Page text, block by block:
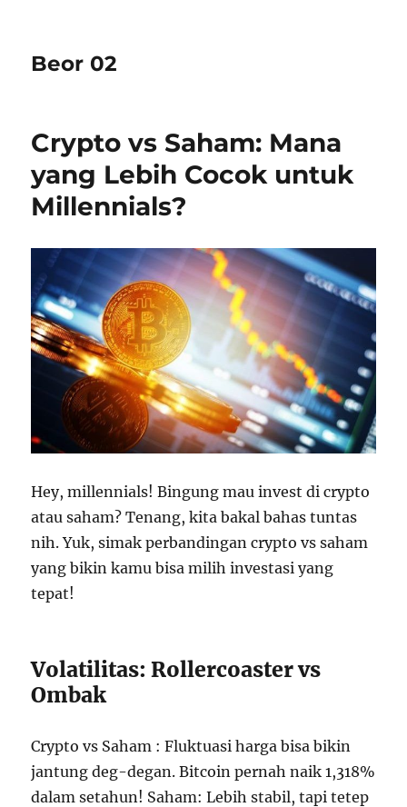
Beor 02
Crypto vs Saham: Mana
yang Lebih Cocok untuk
Millennials?
Hey, millennials! Bingung mau invest di crypto
atau saham? Tenang, kita bakal bahas tuntas
nih. Yuk, simak perbandingan crypto vs saham
yang bikin kamu bisa milih investasi yang
tepat!
Volatilitas: Rollercoaster vs
Ombak
Crypto vs Saham : Fluktuasi harga bisa bikin
jantung deg-degan. Bitcoin pernah naik 1,318%
dalam setahun! Saham: Lebih stabil, tapi tetep